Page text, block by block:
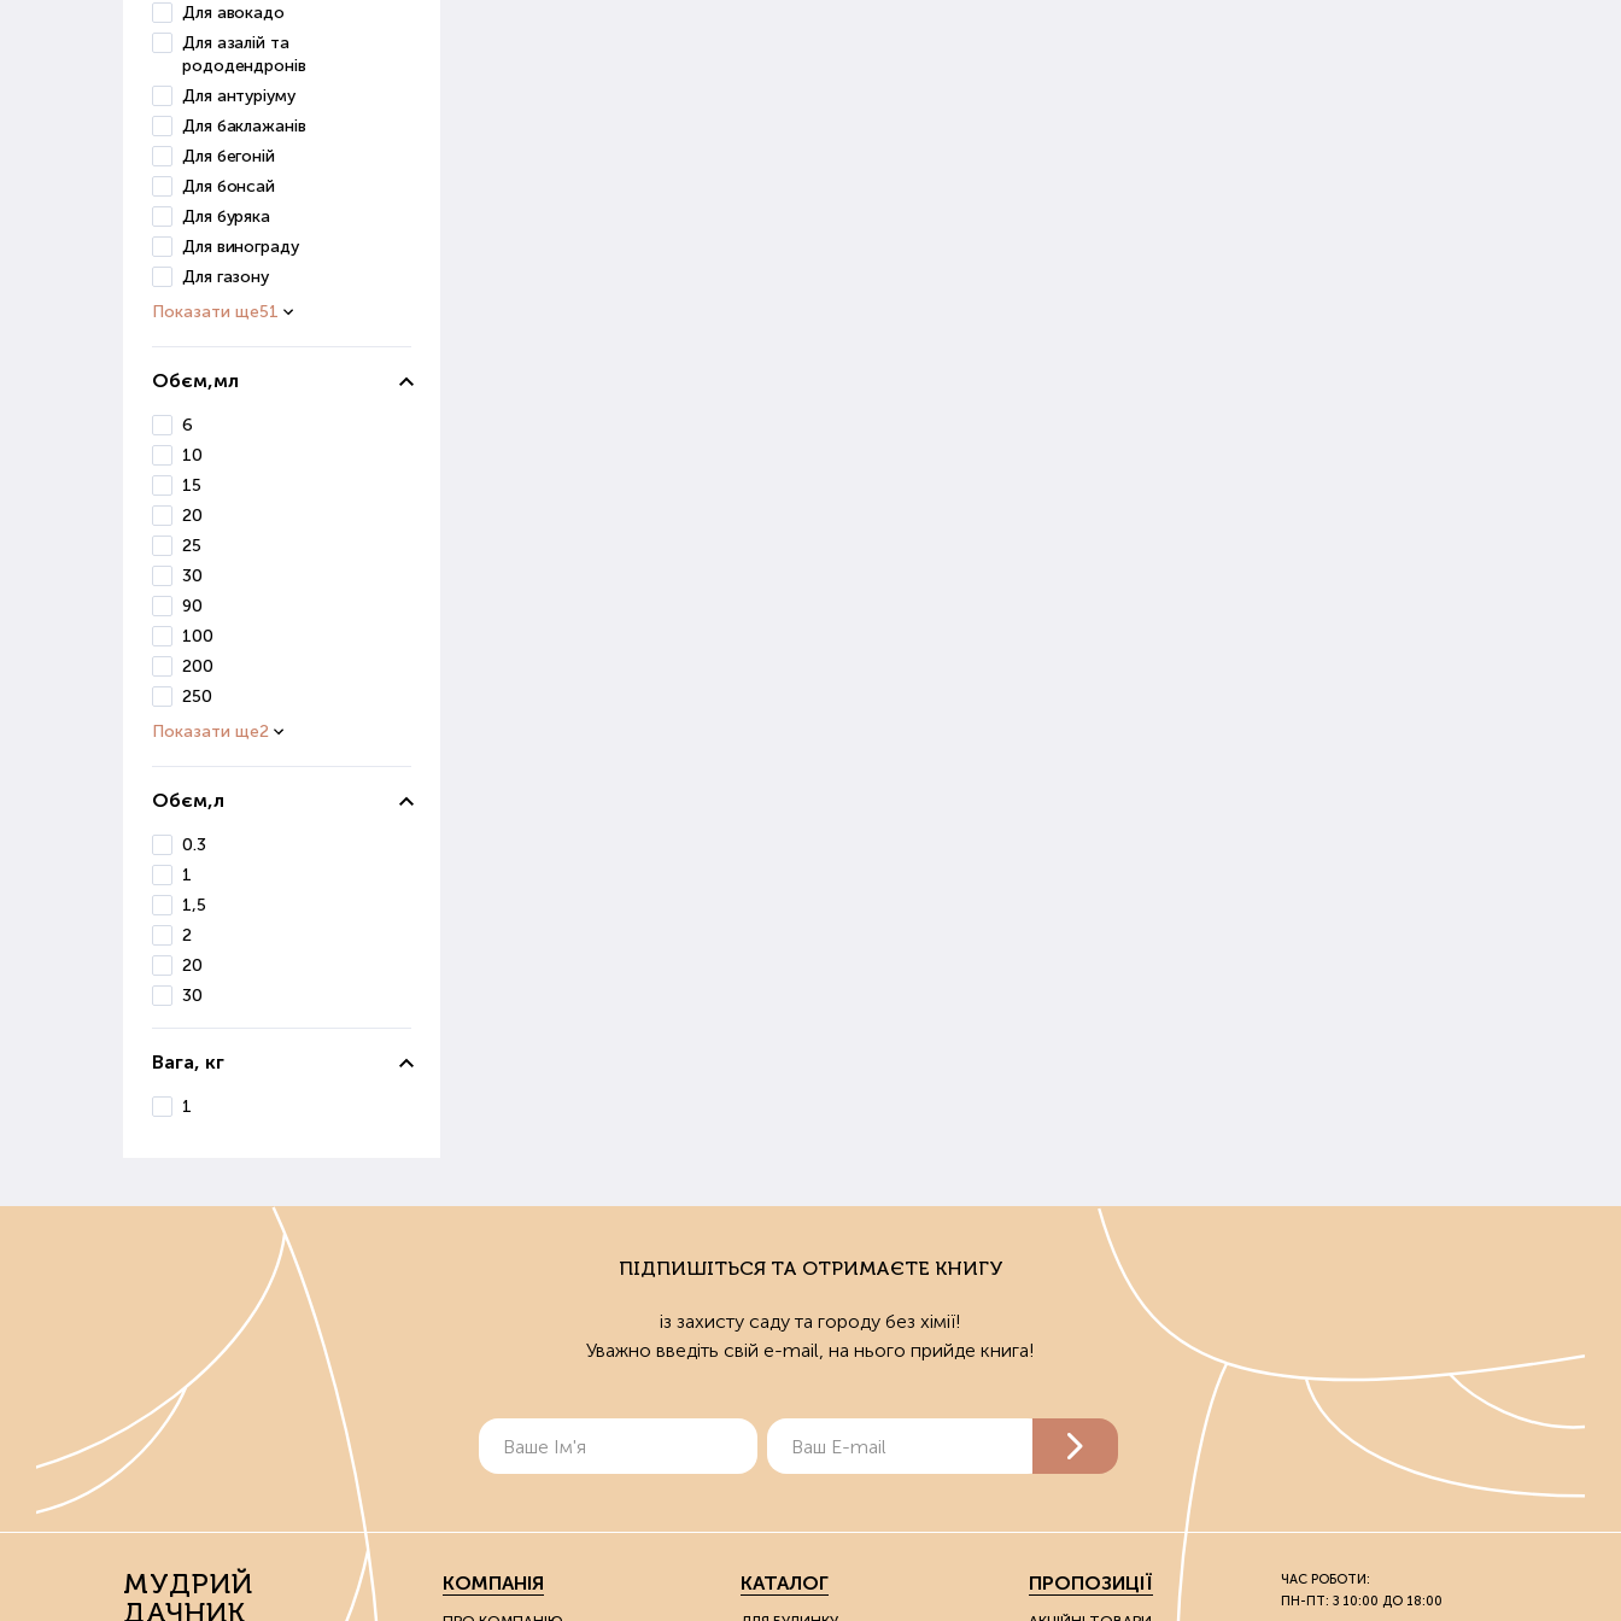
Для авокадо
Для азалій та
рододендронів
Для антуріуму
Для баклажанів
Для бегоній
Для бонсай
Для буряка
Для винограду
Для газону
Показати ще51
Обєм,мл
6
10
15
20
25
30
90
100
200
250
Показати ще2
Обєм,л
0.3
1
1,5
2
20
30
Вага, кг
1
Осінь та Рання весна – найкращий час для турботи про родючість ґрунту. Ґрунт починають удобрювати до випадання
снігу або відразу після того, як він зійшов (навесні). Підживлення для газону та саду вносять, не чекаючи танення ґрунту.
Ділянки, на яких будуть висаджені городні культури, можна живити безпосередньо перед і під час посадки.
Якщо підживити землю для розсади, сходи з'являться раніше і будуть більш життєздатними.
Магазин здорового образу землеробства "Мудрий Дачник" пропонує добрива та ґрунтополіпшувачі, які не шкодять
ґрунту та рослинам. У нас ви можете купити органічні добрива і для садових та городніх культур, і для кімнатних рослин.
Вони покращать структуру ґрунту та дозволять отримувати екологічно чистий урожай або рясне цвітіння. Усі засоби
Якщо ви живете у Харкові, то можете оформити замовлення та забрати його самовивозом з нашого офлайн-магазину.
Покупцям з інших міст України ми надсилаємо товари Новою Поштою.
ПІДПИШІТЬСЯ ТА ОТРИМАЄТЕ КНИГУ
із захисту саду та городу без хімії!
Уважно введіть свій e-mail, на нього прийде книга!
МУДРИЙ
ДАЧНИК
КОМПАНІЯ КАТАЛОГ ПРОПОЗИЦІЇ
ЧАС РОБОТИ:
ПН-ПТ: З 10:00 ДО 18:00